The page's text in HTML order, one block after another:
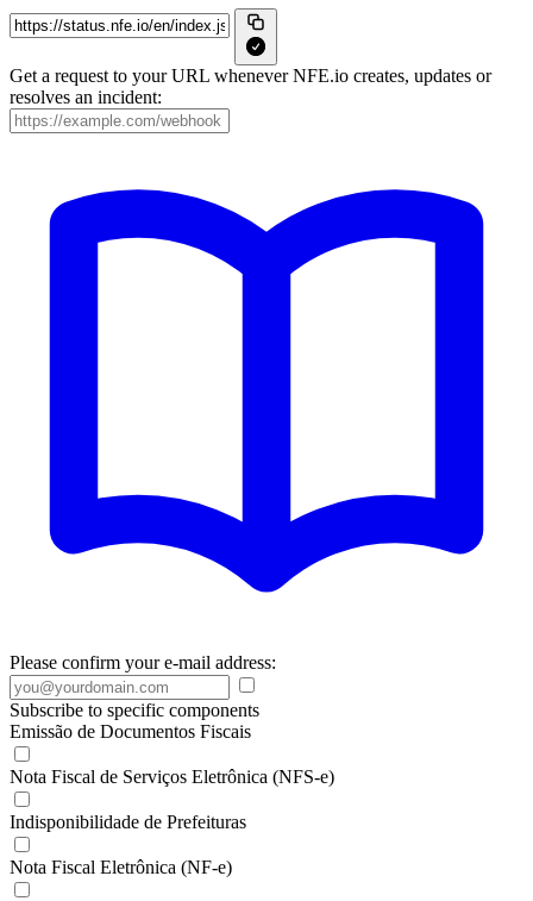
Get a request to your URL whenever NFE.io creates, updates or
resolves an incident:
Please confirm your e-mail address:
Subscribe to specific components
Emissão de Documentos Fiscais
Nota Fiscal de Serviços Eletrônica (NFS-e)
Indisponibilidade de Prefeituras
Nota Fiscal Eletrônica (NF-e)